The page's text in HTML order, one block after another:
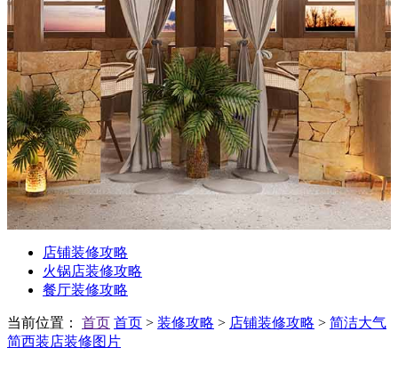
店铺装修攻略
火锅店装修攻略
餐厅装修攻略
当前位置： 首页 首页 > 装修攻略 > 店铺装修攻略 > 简洁大气
简西装店装修图片